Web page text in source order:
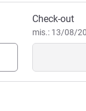
Check-out
mis.: 13/08/